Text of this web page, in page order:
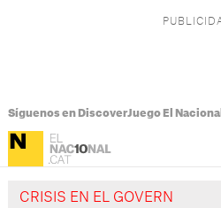
Síguenos en DiscoverJuego El Nacional
CRISIS EN EL GOVERN